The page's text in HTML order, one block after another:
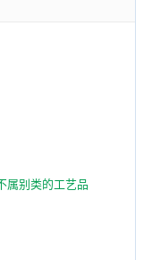
属别类的工艺品